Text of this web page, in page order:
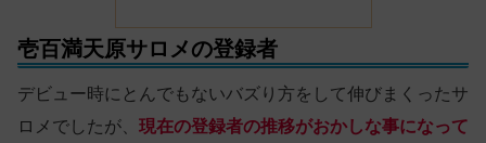
壱百満天原サロメの登録者
デビュー時にとんでもないバズり方をして伸びまくったサ
ロメでしたが、 現在の登録者の推移がおかしな事になって